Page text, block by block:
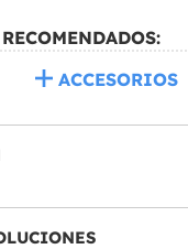
ACCESORIOS